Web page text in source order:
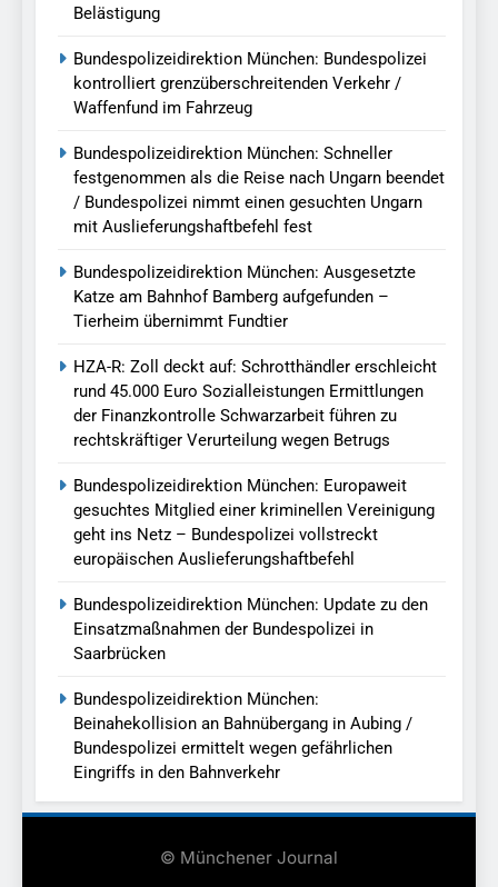
Belästigung
Bundespolizeidirektion München: Bundespolizei
kontrolliert grenzüberschreitenden Verkehr /
Waffenfund im Fahrzeug
Bundespolizeidirektion München: Schneller
festgenommen als die Reise nach Ungarn beendet
/ Bundespolizei nimmt einen gesuchten Ungarn
mit Auslieferungshaftbefehl fest
Bundespolizeidirektion München: Ausgesetzte
Katze am Bahnhof Bamberg aufgefunden –
Tierheim übernimmt Fundtier
HZA-R: Zoll deckt auf: Schrotthändler erschleicht
rund 45.000 Euro Sozialleistungen Ermittlungen
der Finanzkontrolle Schwarzarbeit führen zu
rechtskräftiger Verurteilung wegen Betrugs
Bundespolizeidirektion München: Europaweit
gesuchtes Mitglied einer kriminellen Vereinigung
geht ins Netz – Bundespolizei vollstreckt
europäischen Auslieferungshaftbefehl
Bundespolizeidirektion München: Update zu den
Einsatzmaßnahmen der Bundespolizei in
Saarbrücken
Bundespolizeidirektion München:
Beinahekollision an Bahnübergang in Aubing /
Bundespolizei ermittelt wegen gefährlichen
Eingriffs in den Bahnverkehr
© Münchener Journal